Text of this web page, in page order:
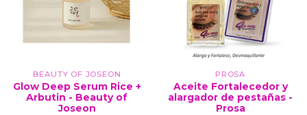
BEAUTY OF JOSEON
Glow Deep Serum Rice +
Arbutin - Beauty of
Joseon
PROSA
Aceite Fortalecedor y
alargador de pestañas -
Prosa